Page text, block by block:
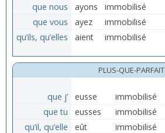
que nous
ayons
immobilisé
que vous
ayez
immobilisé
qu’ils, qu’elles
aient immobilisé
PLUS-QUE-PARFAIT
que j’ eusse
immobilisé
que tu
eusses
immobilisé
qu’il, qu’elle
eût
immobilisé